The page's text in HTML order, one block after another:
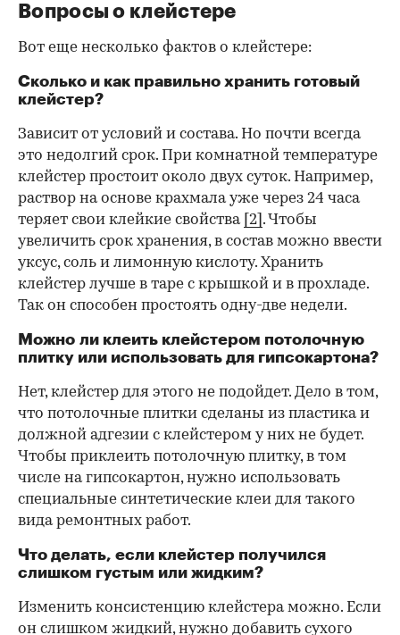
Вопросы о клейстере
Вот еще несколько фактов о клейстере:
Сколько и как правильно хранить готовый
клейстер?
Зависит от условий и состава. Но почти всегда
это недолгий срок. При комнатной температуре
клейстер простоит около двух суток. Например,
раствор на основе крахмала уже через 24 часа
теряет свои клейкие свойства [2] . Чтобы
увеличить срок хранения, в состав можно ввести
уксус, соль и лимонную кислоту. Хранить
клейстер лучше в таре с крышкой и в прохладе.
Так он способен простоять одну-две недели.
Можно ли клеить клейстером потолочную
плитку или использовать для гипсокартона?
Нет, клейстер для этого не подойдет. Дело в том,
что потолочные плитки сделаны из пластика и
должной адгезии с клейстером у них не будет.
Чтобы приклеить потолочную плитку, в том
числе на гипсокартон, нужно использовать
специальные синтетические клеи для такого
вида ремонтных работ.
Что делать, если клейстер получился
слишком густым или жидким?
Изменить консистенцию клейстера можно. Если
он слишком жидкий, нужно добавить сухого